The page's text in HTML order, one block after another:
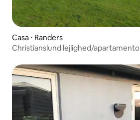
Casa ⋅ Randers
Christianslund lejlighed/apartamento